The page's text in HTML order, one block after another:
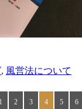
, 風営法について
1 2 3 4 5 6